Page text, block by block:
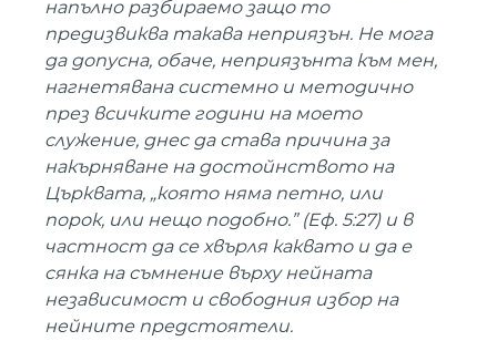
напълно разбираемо защо то
предизвиква такава неприязън. Не мога
да допусна, обаче, неприязънта към мен,
нагнетявана системно и методично
през всичките години на моето
служение, днес да става причина за
накърняване на достойнството на
Църквата, „която няма петно, или
порок, или нещо подобно.” (Еф. 5:27) и в
частност да се хвърля каквато и да е
сянка на съмнение върху нейната
независимост и свободния избор на
нейните предстоятели.